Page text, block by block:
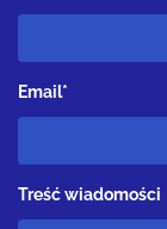
Email*
Treść wiadomości